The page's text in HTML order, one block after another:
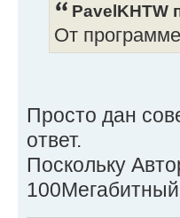
PavelKHTW
От
Просто дан
ответ.
Поскольку